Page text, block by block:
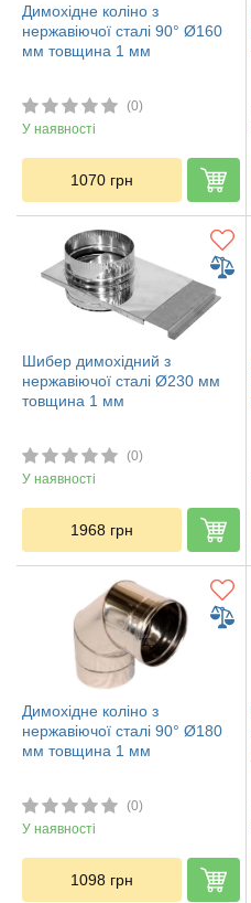
Димохідне коліно з
нержавіючої сталі 90° Ø160
мм товщина 1 мм
(0)
У наявності
1070 грн
Шибер димохідний з
нержавіючої сталі Ø230 мм
товщина 1 мм
(0)
У наявності
1968 грн
Димохідне коліно з
нержавіючої сталі 90° Ø180
мм товщина 1 мм
(0)
У наявності
1098 грн